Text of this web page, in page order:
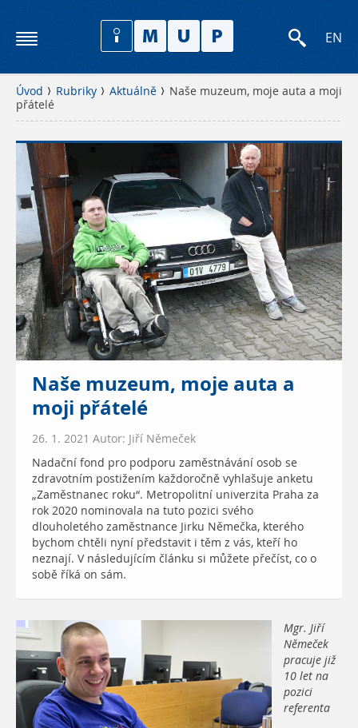
EN
Úvod Rubriky Aktuálně
Naše muzeum, moje auta a moji
přátelé
Naše muzeum, moje auta a
moji přátelé
26. 1. 2021 Autor: Jiří Němeček
Nadační fond pro podporu zaměstnávání osob se
zdravotním postižením každoročně vyhlašuje anketu
„Zaměstnanec roku“. Metropolitní univerzita Praha za
rok 2020 nominovala na tuto pozici svého
dlouholetého zaměstnance Jirku Němečka, kterého
bychom chtěli nyní představit i těm z vás, kteří ho
neznají. V následujícím článku si můžete přečíst, co o
sobě říká on sám.
Mgr. Jiří
Němeček
pracuje již
10 let na
pozici
referenta